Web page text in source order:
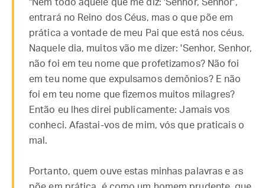
"Nem todo aquele que me diz: 'Senhor, Senhor',
entrará no Reino dos Céus, mas o que põe em
prática a vontade de meu Pai que está nos céus.
Naquele dia, muitos vão me dizer: 'Senhor, Senhor,
não foi em teu nome que profetizamos? Não foi
em teu nome que expulsamos demônios? E não
foi em teu nome que fizemos muitos milagres?
Então eu lhes direi publicamente: Jamais vos
conheci. Afastai-vos de mim, vós que praticais o
mal.
Portanto, quem ouve estas minhas palavras e as